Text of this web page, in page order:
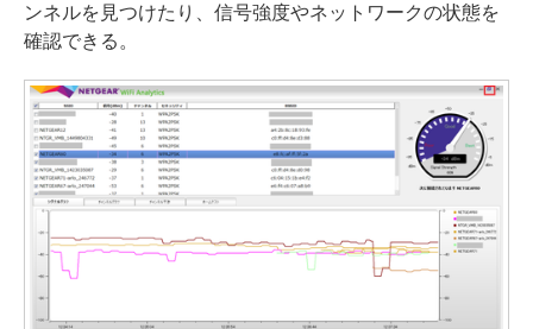
ンネルを見つけたり、信号強度やネットワークの状態を
確認できる。